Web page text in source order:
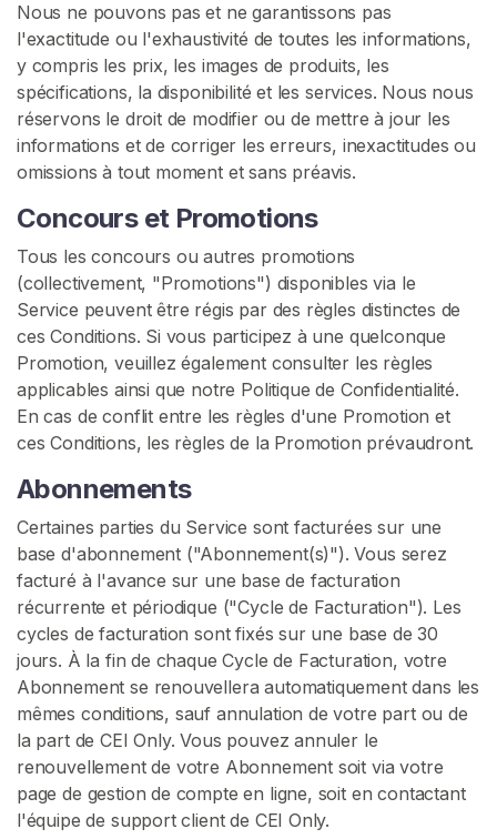
Nous ne pouvons pas et ne garantissons pas
l'exactitude ou l'exhaustivité de toutes les informations,
y compris les prix, les images de produits, les
spécifications, la disponibilité et les services. Nous nous
réservons le droit de modifier ou de mettre à jour les
informations et de corriger les erreurs, inexactitudes ou
omissions à tout moment et sans préavis.
Concours et Promotions
Tous les concours ou autres promotions
(collectivement, "Promotions") disponibles via le
Service peuvent être régis par des règles distinctes de
ces Conditions. Si vous participez à une quelconque
Promotion, veuillez également consulter les règles
applicables ainsi que notre Politique de Confidentialité.
En cas de conflit entre les règles d'une Promotion et
ces Conditions, les règles de la Promotion prévaudront.
Abonnements
Certaines parties du Service sont facturées sur une
base d'abonnement ("Abonnement(s)"). Vous serez
facturé à l'avance sur une base de facturation
récurrente et périodique ("Cycle de Facturation"). Les
cycles de facturation sont fixés sur une base de 30
jours. À la fin de chaque Cycle de Facturation, votre
Abonnement se renouvellera automatiquement dans les
mêmes conditions, sauf annulation de votre part ou de
la part de CEI Only. Vous pouvez annuler le
renouvellement de votre Abonnement soit via votre
page de gestion de compte en ligne, soit en contactant
l'équipe de support client de CEI Only.
C
E
I
C
o
t
n
I
n
s
t
r
u
t
i
o
n
s
P
o
u
r
M
a
n